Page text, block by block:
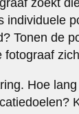
zoekt
individuele
Tonen de
fotograaf
Hoe